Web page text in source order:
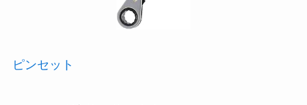
ピンセット